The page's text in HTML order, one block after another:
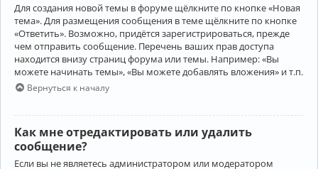
Для создания новой темы в форуме щёлкните по кнопке «Новая
тема». Для размещения сообщения в теме щёлкните по кнопке
«Ответить». Возможно, придётся зарегистрироваться, прежде
чем отправить сообщение. Перечень ваших прав доступа
находится внизу страниц форума или темы. Например: «Вы
можете начинать темы», «Вы можете добавлять вложения» и т.п.
Вернуться к началу
Как мне отредактировать или удалить
сообщение?
Если вы не являетесь администратором или модератором